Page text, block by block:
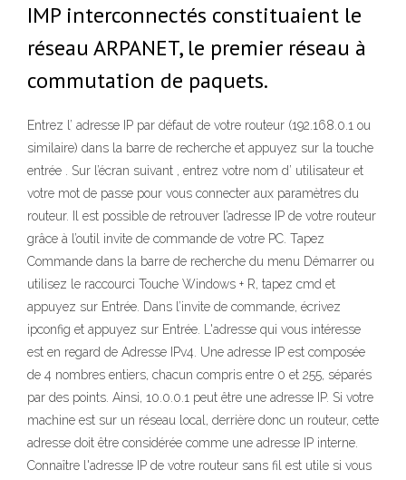
IMP interconnectés constituaient le
réseau ARPANET, le premier réseau à
commutation de paquets.
Entrez l’ adresse IP par défaut de votre routeur (192.168.0.1 ou
similaire) dans la barre de recherche et appuyez sur la touche
entrée . Sur l’écran suivant , entrez votre nom d’ utilisateur et
votre mot de passe pour vous connecter aux paramètres du
routeur. Il est possible de retrouver l’adresse IP de votre routeur
grâce à l’outil invite de commande de votre PC. Tapez
Commande dans la barre de recherche du menu Démarrer ou
utilisez le raccourci Touche Windows + R, tapez cmd et
appuyez sur Entrée. Dans l’invite de commande, écrivez
ipconfig et appuyez sur Entrée. L'adresse qui vous intéresse
est en regard de Adresse IPv4. Une adresse IP est composée
de 4 nombres entiers, chacun compris entre 0 et 255, séparés
par des points. Ainsi, 10.0.0.1 peut être une adresse IP. Si votre
machine est sur un réseau local, derrière donc un routeur, cette
adresse doit être considérée comme une adresse IP interne.
Connaître l'adresse IP de votre routeur sans fil est utile si vous